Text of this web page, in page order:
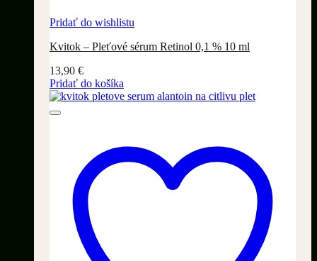
Pridať do wishlistu
Kvitok – Pleťové sérum Retinol 0,1 % 10 ml
13,90 €
Pridať do košíka